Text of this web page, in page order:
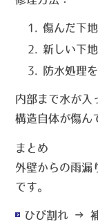
傷んだ下
新しい下
防水処理
内部まで水が入
構造自体が傷ん
まとめ
外壁からの雨漏
です。
ひび割れ →